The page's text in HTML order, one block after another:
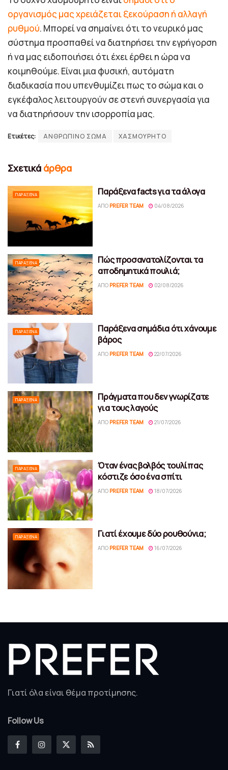
οργανισμός μας χρειάζεται ξεκούραση ή αλλαγή
ρυθμού. Μπορεί να σημαίνει ότι το νευρικό μας
σύστημα προσπαθεί να διατηρήσει την εγρήγορση
ή να μας ειδοποιήσει ότι έχει έρθει η ώρα να
κοιμηθούμε. Είναι μια φυσική, αυτόματη
διαδικασία που υπενθυμίζει πως το σώμα και ο
εγκέφαλος λειτουργούν σε στενή συνεργασία για
να διατηρήσουν την ισορροπία μας.
Ετικέτες: ΑΝΘΡΩΠΙΝΟ ΣΩΜΑ ΧΑΣΜΟΥΡΗΤΟ
Σχετικά άρθρα
ΠΑΡΆΞΕΝΑ Παράξενα facts για τα άλογα
ΑΠΌ PREFER TEAM 04/08/2026
ΠΑΡΆΞΕΝΑ
Πώς προσανατολίζονται τα
αποδημητικά πουλιά;
ΑΠΌ PREFER TEAM 02/08/2026
ΠΑΡΆΞΕΝΑ
Παράξενα σημάδια ότι χάνουμε
βάρος
ΑΠΌ PREFER TEAM 22/07/2026
ΠΑΡΆΞΕΝΑ
Πράγματα που δεν γνωρίζατε
για τους λαγούς
ΑΠΌ PREFER TEAM 21/07/2026
ΠΑΡΆΞΕΝΑ
Όταν ένας βολβός τουλίπας
κόστιζε όσο ένα σπίτι
ΑΠΌ PREFER TEAM 18/07/2026
ΠΑΡΆΞΕΝΑ Γιατί έχουμε δύο ρουθούνια;
ΑΠΌ PREFER TEAM 16/07/2026
Γιατί όλα είναι θέμα προτίμησης.
Follow Us